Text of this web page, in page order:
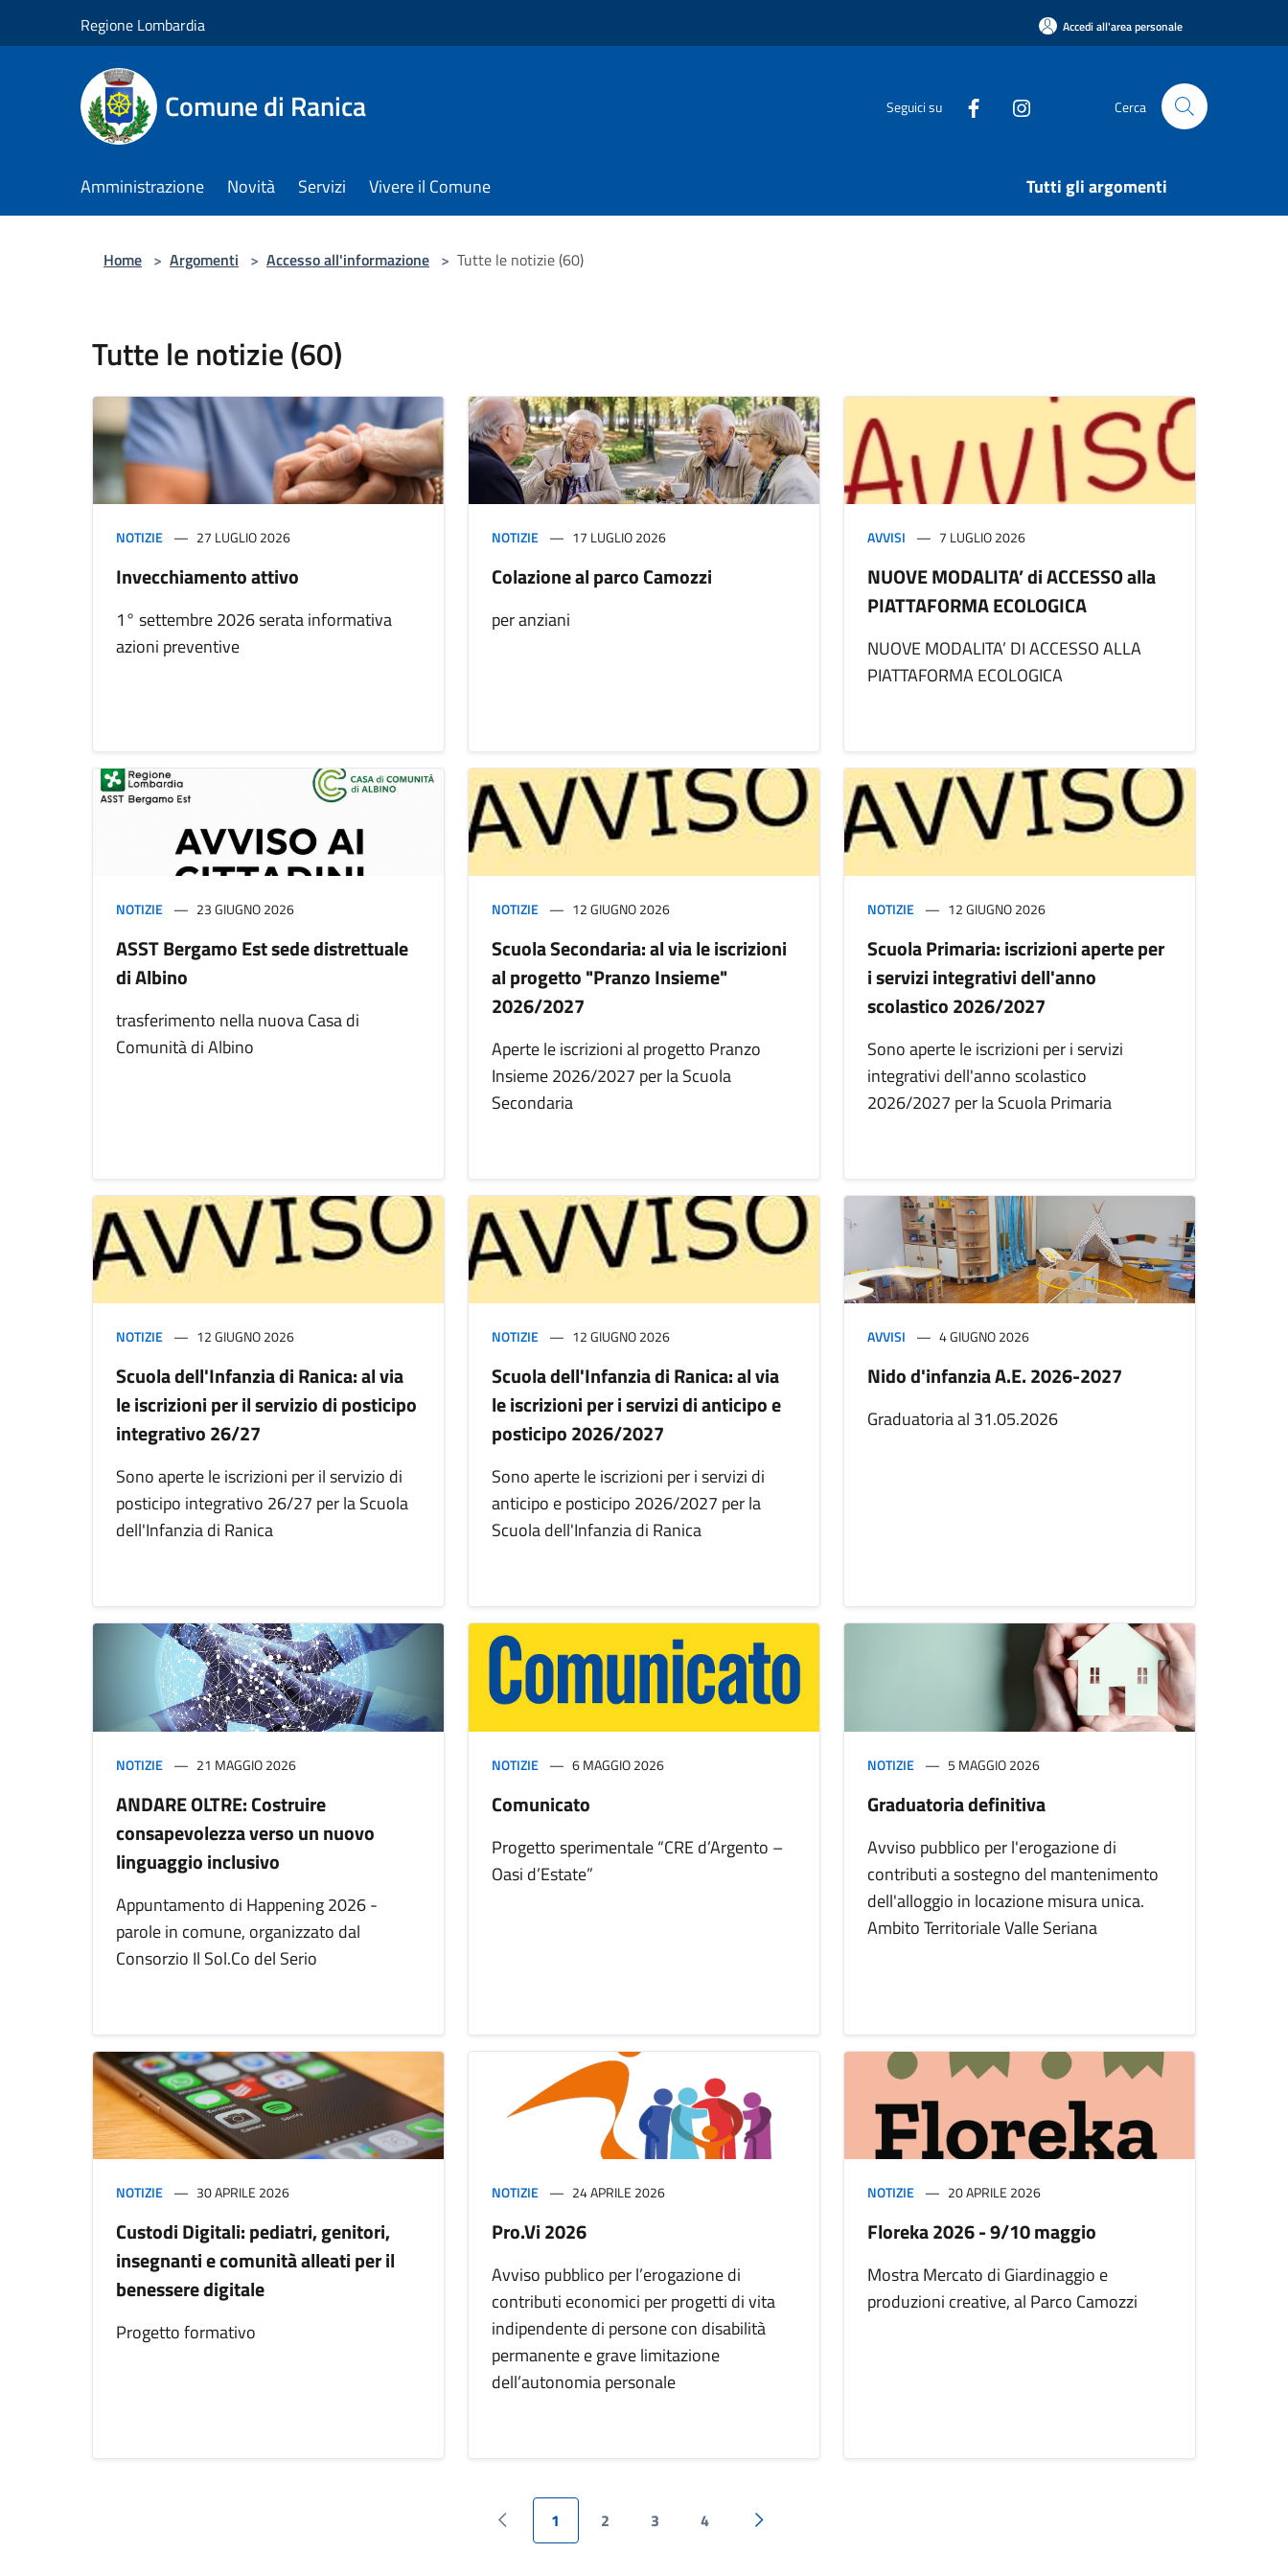
Regione Lombardia Accedi all'area personale
Comune di Ranica Seguici su Cerca
Amministrazione Novità Servizi Vivere il Comune Tutti gli argomenti
Home > Argomenti > Accesso all'informazione > Tutte le notizie (60)
Tutte le notizie (60)
NOTIZIE 27 LUGLIO 2026
Invecchiamento attivo
1° settembre 2026 serata informativa
azioni preventive
NOTIZIE 17 LUGLIO 2026
Colazione al parco Camozzi
per anziani
AVVISI 7 LUGLIO 2026
NUOVE MODALITA’ di ACCESSO alla
PIATTAFORMA ECOLOGICA
NUOVE MODALITA’ DI ACCESSO ALLA
PIATTAFORMA ECOLOGICA
NOTIZIE 23 GIUGNO 2026
ASST Bergamo Est sede distrettuale
di Albino
trasferimento nella nuova Casa di
Comunità di Albino
NOTIZIE 12 GIUGNO 2026
Scuola Secondaria: al via le iscrizioni
al progetto "Pranzo Insieme"
2026/2027
Aperte le iscrizioni al progetto Pranzo
Insieme 2026/2027 per la Scuola
Secondaria
NOTIZIE 12 GIUGNO 2026
Scuola Primaria: iscrizioni aperte per
i servizi integrativi dell'anno
scolastico 2026/2027
Sono aperte le iscrizioni per i servizi
integrativi dell'anno scolastico
2026/2027 per la Scuola Primaria
NOTIZIE 12 GIUGNO 2026
Scuola dell'Infanzia di Ranica: al via
le iscrizioni per il servizio di posticipo
integrativo 26/27
Sono aperte le iscrizioni per il servizio di
posticipo integrativo 26/27 per la Scuola
dell'Infanzia di Ranica
NOTIZIE 12 GIUGNO 2026
Scuola dell'Infanzia di Ranica: al via
le iscrizioni per i servizi di anticipo e
posticipo 2026/2027
Sono aperte le iscrizioni per i servizi di
anticipo e posticipo 2026/2027 per la
Scuola dell'Infanzia di Ranica
AVVISI 4 GIUGNO 2026
Nido d'infanzia A.E. 2026-2027
Graduatoria al 31.05.2026
NOTIZIE 21 MAGGIO 2026
ANDARE OLTRE: Costruire
consapevolezza verso un nuovo
linguaggio inclusivo
Appuntamento di Happening 2026 -
parole in comune, organizzato dal
Consorzio Il Sol.Co del Serio
NOTIZIE 6 MAGGIO 2026
Comunicato
Progetto sperimentale “CRE d’Argento –
Oasi d’Estate”
NOTIZIE 5 MAGGIO 2026
Graduatoria definitiva
Avviso pubblico per l'erogazione di
contributi a sostegno del mantenimento
dell'alloggio in locazione misura unica.
Ambito Territoriale Valle Seriana
NOTIZIE 30 APRILE 2026
Custodi Digitali: pediatri, genitori,
insegnanti e comunità alleati per il
benessere digitale
Progetto formativo
NOTIZIE 24 APRILE 2026
Pro.Vi 2026
Avviso pubblico per l’erogazione di
contributi economici per progetti di vita
indipendente di persone con disabilità
permanente e grave limitazione
dell’autonomia personale
NOTIZIE 20 APRILE 2026
Floreka 2026 - 9/10 maggio
Mostra Mercato di Giardinaggio e
produzioni creative, al Parco Camozzi
Pagina precedente
1 2 3 4
Pagina successiva